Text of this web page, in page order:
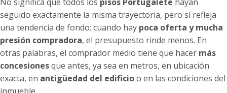
seguido exactamente la misma trayectoria, pero sí refleja
una tendencia de fondo: cuando hay poca oferta y mucha
presión compradora, el presupuesto rinde menos. En
otras palabras, el comprador medio tiene que hacer más
concesionesque antes, ya sea en metros, en ubicación
exacta, en antigüedad del edificioo en las condiciones del
inmueble.